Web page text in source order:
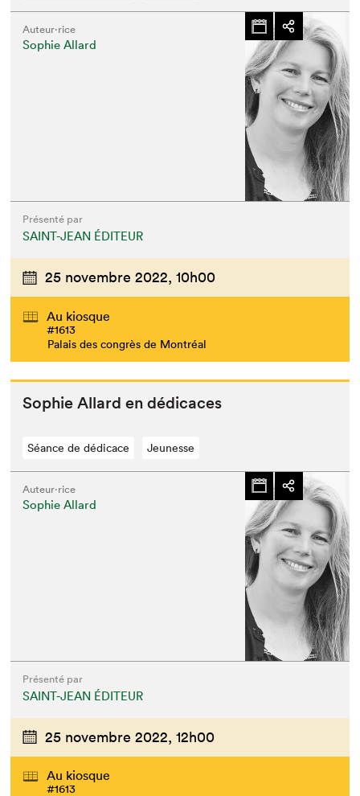
Auteur·rice
Sophie Allard
Présenté par
SAINT-JEAN ÉDITEUR
25 novembre 2022, 10h00
Au kiosque
#1613
Palais des congrès de Montréal
Sophie Allard en dédicaces
Séance de dédicace Jeunesse
Auteur·rice
Sophie Allard
Présenté par
SAINT-JEAN ÉDITEUR
25 novembre 2022, 12h00
Au kiosque
#1613